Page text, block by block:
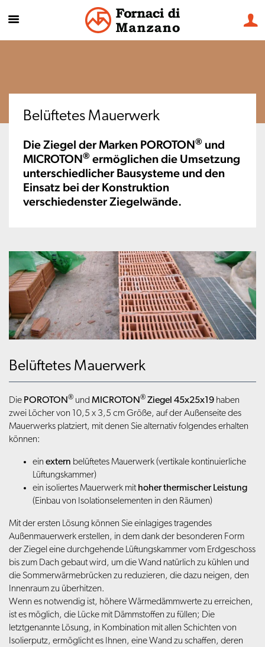
Belüftetes Mauerwerk
Die Ziegel der Marken POROTON® und
MICROTON® ermöglichen die Umsetzung
unterschiedlicher Bausysteme und den
Einsatz bei der Konstruktion
verschiedenster Ziegelwände.
Belüftetes Mauerwerk
Die POROTON ® und MICROTON ® Ziegel 45x25x19 haben
zwei Löcher von 10,5 x 3,5 cm Größe, auf der Außenseite des
Mauerwerks platziert, mit denen Sie alternativ folgendes erhalten
können:
ein extern belüftetes Mauerwerk (vertikale kontinuierliche
Lüftungskammer)
ein isoliertes Mauerwerk mit hoher thermischer Leistung
(Einbau von Isolationselementen in den Räumen)
Mit der ersten Lösung können Sie einlagiges tragendes
Außenmauerwerk erstellen, in dem dank der besonderen Form
der Ziegel eine durchgehende Lüftungskammer vom Erdgeschoss
bis zum Dach gebaut wird, um die Wand natürlich zu kühlen und
die Sommerwärmebrücken zu reduzieren, die dazu neigen, den
Innenraum zu überhitzen.
Wenn es notwendig ist, höhere Wärmedämmwerte zu erreichen,
ist es möglich, die Lücke mit Dämmstoffen zu füllen; Die
letztgenannte Lösung, in Kombination mit allen Schichten von
Isolierputz, ermöglicht es Ihnen, eine Wand zu schaffen, deren